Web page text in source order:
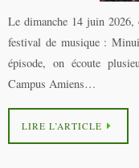
Le dimanche 14 juin
festival de musique :
épisode, on écoute
Campus Amiens…
LIRE L’ARTICLE